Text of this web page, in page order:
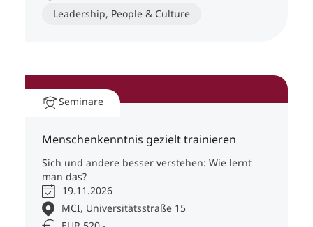
Leadership, People & Culture
Seminare
Menschenkenntnis gezielt trainieren
Sich und andere besser verstehen: Wie lernt
man das?
19.11.2026
MCI, Universitätsstraße 15